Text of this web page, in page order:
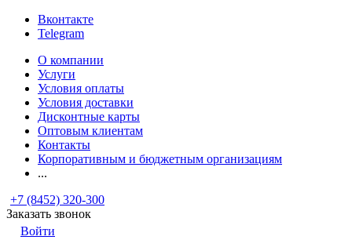
Вконтакте
Telegram
О компании
Услуги
Условия оплаты
Условия доставки
Дисконтные карты
Оптовым клиентам
Контакты
Корпоративным и бюджетным организациям
...
+7 (8452) 320-300
Заказать звонок
Войти